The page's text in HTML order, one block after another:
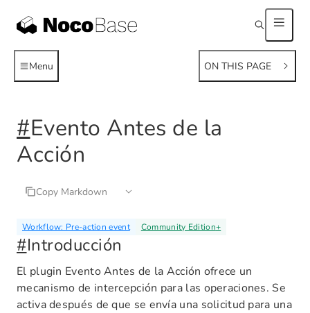
Menu ON THIS PAGE
#Evento Antes de la
Acción
Copy Markdown
Workflow: Pre-action event Community Edition+
#Introducción
El plugin Evento Antes de la Acción ofrece un
mecanismo de intercepción para las operaciones. Se
activa después de que se envía una solicitud para una